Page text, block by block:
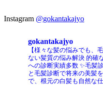
Instagram @gokantakajyo
gokantakajyo
【様々な髪の悩みでも、
ない髪質の悩み解決 的確
への診断実績多数 ✨毛髪
と毛髪診断で将来の美髪
で、根元の白髪も自然な